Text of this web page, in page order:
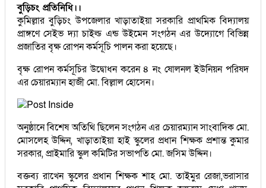
বুড়িচং প্রতিনিধি।।
কুমিল্লার বুড়িচং উপজেলার খাড়াতাইয়া সরকারি প্রাথমিক বিদ্যালয়
প্রাঙ্গণে সেইভ দ্যা চাইল্ড এন্ড উইমেন সংগঠন এর উদ্যোগে বিভিন্ন
প্রজাতির বৃক্ষ রোপন কর্মসূচি পালন করা হয়েছে।
বৃক্ষ রোপন কর্মসূচির উদ্বোধন করেন ৪ নং ষোলনল ইউনিয়ন পরিষদ
এর চেয়ারম্যান হাজী মো. বিল্লাল হোসেন।
অনুষ্ঠানে বিশেষ অতিথি ছিলেন সংগঠন এর চেয়ারম্যান সাংবাদিক মো.
মোসলেহ উদ্দিন, খাড়াতাইয়া হাই স্কুলের প্রধান শিক্ষক প্রশান্ত কুমার
সরকার, প্রাইমারি স্কুল কমিটির সভাপতি মো. জসিম উদ্দিন।
বক্তব্য রাখেন স্কুলের প্রধান শিক্ষক শাহ মো. তাইমুর রেজা,ভরাসার